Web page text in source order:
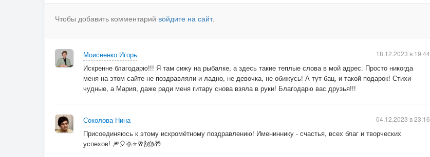
Если время вздыбленных коней!
Чтобы добавить комментарий войдите на сайт.
Моисеенко Игорь
Искренне благодарю!!! Я там сижу на рыбалке, а здесь такие теплые слова в мой адрес. Просто никогда
меня на этом сайте не поздравляли и ладно, не девочка, не обижусь! А тут бац, и такой подарок! Стихи
чудные, а Мария, даже ради меня гитару снова взяла в руки! Благодарю вас друзья!!!
18.12.2023 в 19:44
Соколова Нина
Присоединяюсь к этому искромётному поздравлению! Имениннику - счастья, всех благ и творческих
успехов! 🎆🎈🌞⭐🥂🍾🎂🎁
04.12.2023 в 23:16